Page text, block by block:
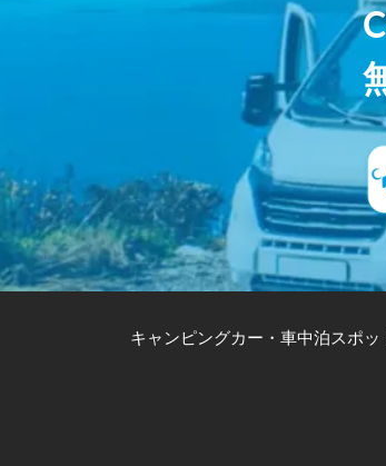
キャンピングカー・車中泊スポッ